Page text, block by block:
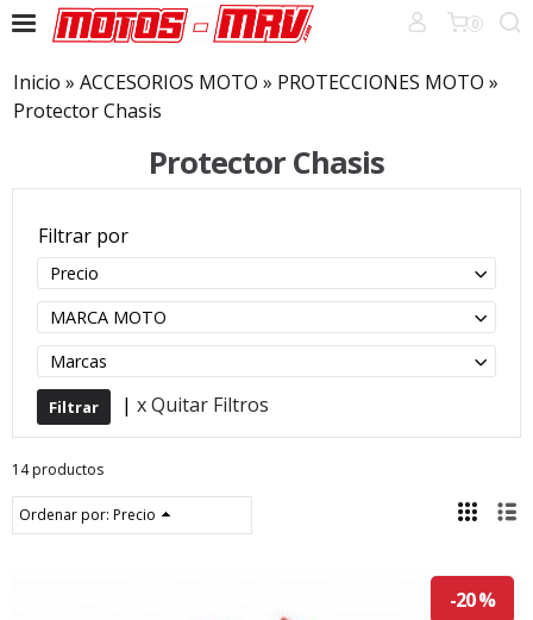
0
Inicio » ACCESORIOS MOTO » PROTECCIONES MOTO »
Protector Chasis
Protector Chasis
Filtrar por
Precio
MARCA MOTO
Marcas
| x Quitar Filtros
14 productos
Ordenar por: Precio
-20 %